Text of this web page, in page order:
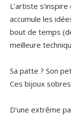
L’artiste
accumule les
bout de temps
meilleure
Sa patte ? Son
Ces bijoux
D’une extrême